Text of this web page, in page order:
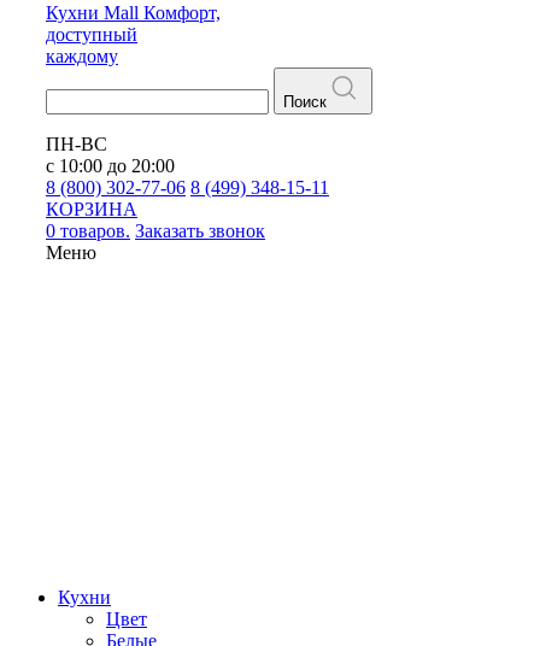
Кухни Mall Комфорт,
доступный
каждому
Поиск
ПН-ВС
с 10:00 до 20:00
8 (800) 302-77-06 8 (499) 348-15-11
КОРЗИНА
0 товаров. Заказать звонок
Меню
Кухни
Цвет
Белые